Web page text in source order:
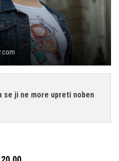
se ji ne more upreti noben